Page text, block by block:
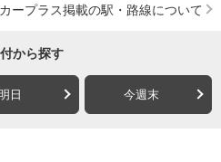
ープラス掲載の駅・路線について
から探す
日 今週末